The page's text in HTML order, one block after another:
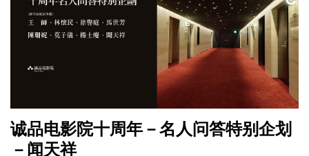
诚品电影院十周年－名人问答特别企划
－闻天祥